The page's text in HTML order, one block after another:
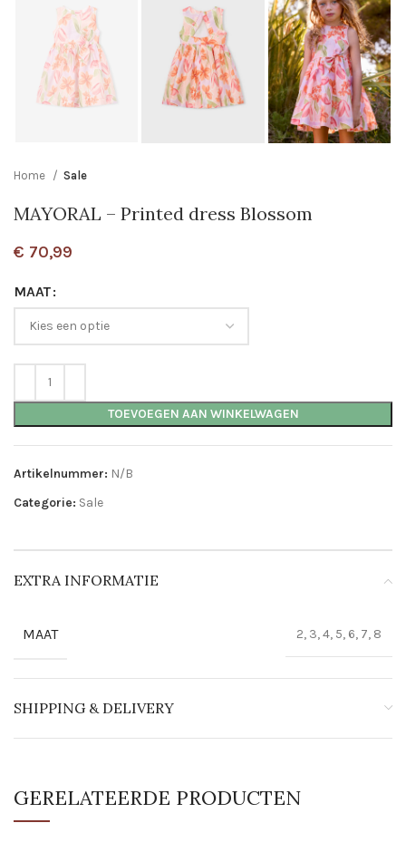
Home Sale
MAYORAL – Printed dress Blossom
€ 70,99
MAAT
TOEVOEGEN AAN WINKELWAGEN
Artikelnummer: N/B
Categorie: Sale
EXTRA INFORMATIE
MAAT 2, 3, 4, 5, 6, 7, 8
SHIPPING & DELIVERY
GERELATEERDE PRODUCTEN